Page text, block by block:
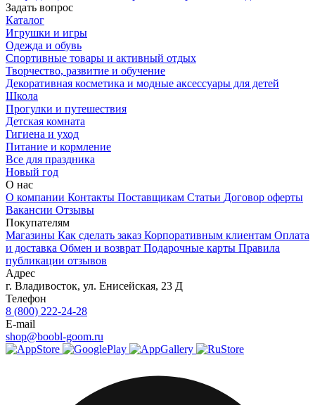
Задать вопрос
Каталог
Игрушки и игры
Одежда и обувь
Спортивные товары и активный отдых
Творчество, развитие и обучение
Декоративная косметика и модные аксессуары для детей
Школа
Прогулки и путешествия
Детская комната
Гигиена и уход
Питание и кормление
Все для праздника
Новый год
О нас
О компании Контакты Поставщикам Статьи Договор оферты
Вакансии Отзывы
Покупателям
Магазины Как сделать заказ Корпоративным клиентам Оплата
и доставка Обмен и возврат Подарочные карты Правила
публикации отзывов
Адрес
г. Владивосток, ул. Енисейская, 23 Д
Телефон
8 (800) 222-24-28
E-mail
shop@boobl-goom.ru